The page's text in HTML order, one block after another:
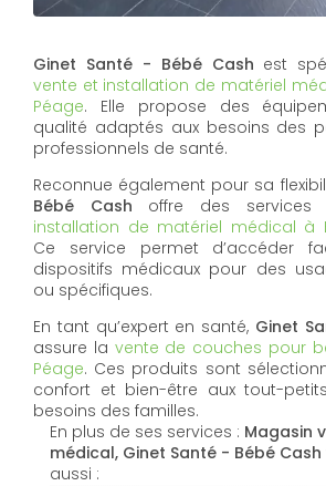
Ginet Santé - Bébé Cash est
vente et installation de matériel
Péage. Elle propose des
qualité adaptés aux besoins des
professionnels de santé.
Reconnue également pour sa
Bébé Cash offre des
installation de matériel médical à
Ce service permet d’accéder
dispositifs médicaux pour des
ou spécifiques.
En tant qu’expert en santé, Ginet
assure la vente de couches pour
Péage. Ces produits sont
confort et bien-être aux tout-
besoins des familles.
En plus de ses services : Magasin
médical, Ginet Santé - Bébé Cash
aussi :